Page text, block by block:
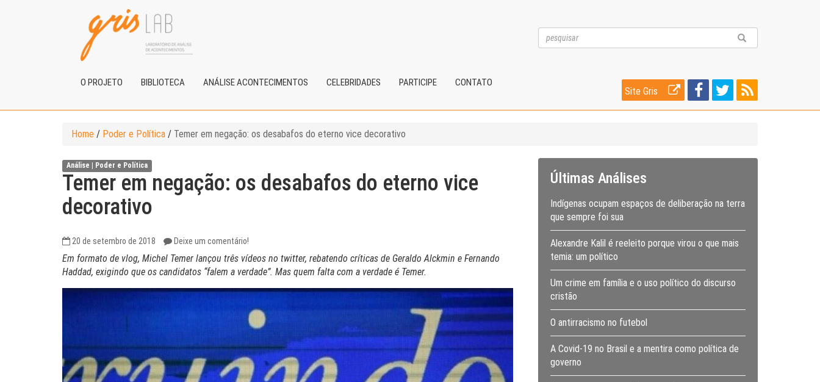
O PROJETO BIBLIOTECA ANÁLISE ACONTECIMENTOS CELEBRIDADES PARTICIPE CONTATO
Site Gris
Home / Poder e Política / Temer em negação: os desabafos do eterno vice decorativo
Análise | Poder e Política
Temer em negação: os desabafos do eterno vice
decorativo
20 de setembro de 2018 Deixe um comentário!
Em formato de vlog, Michel Temer lançou três vídeos no twitter, rebatendo críticas de Geraldo Alckmin e Fernando
Haddad, exigindo que os candidatos “falem a verdade”. Mas quem falta com a verdade é Temer.
Últimas Análises
Indígenas ocupam espaços de deliberação na terra
que sempre foi sua
Alexandre Kalil é reeleito porque virou o que mais
temia: um político
Um crime em família e o uso político do discurso
cristão
O antirracismo no futebol
A Covid-19 no Brasil e a mentira como política de
governo